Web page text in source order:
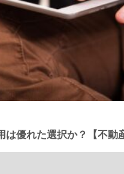
優れた選択か？【不動